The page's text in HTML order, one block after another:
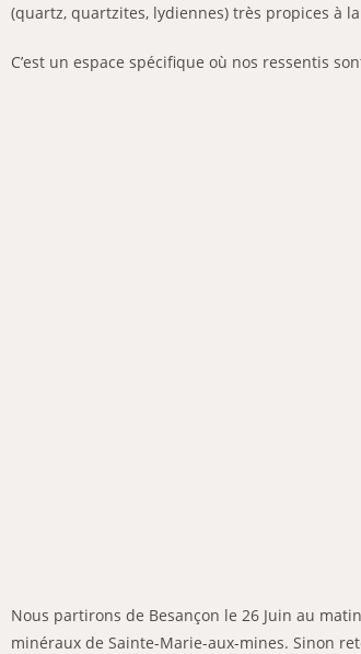
(quartz, quartzites, lydiennes) très propices à
C’est un espace spécifique où nos ressentis
Nous partirons de Besançon le 26 Juin au
minéraux de Sainte-Marie-aux-mines. Sinon